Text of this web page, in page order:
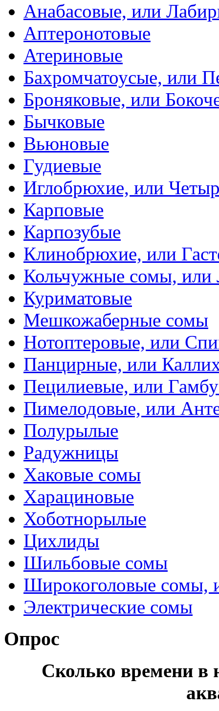
Анабасовые, или
Аптеронотовые
Атериновые
Бахромчатоусые, или
Броняковые, или
Бычковые
Вьюновые
Гудиевые
Иглобрюхие, или
Карповые
Карпозубые
Клинобрюхие, или
Кольчужные сомы, или
Куриматовые
Мешкожаберные сомы
Нотоптеровые, или
Панцирные, или
Пецилиевые, или
Пимелодовые, или
Полурылые
Радужницы
Хаковые сомы
Харациновые
Хоботнорылые
Цихлиды
Шильбовые сомы
Широкоголовые сомы,
Электрические сомы
Опрос
Сколько времени в